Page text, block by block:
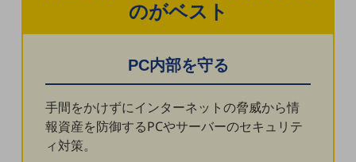
事業拠点
ニュースルーム
ニュースルームTOP
ニュースリリース
のがベスト
PC内部を守る
手間をかけずにインターネットの脅威から情
報資産を防御するPCやサーバーのセキュリテ
ィ対策。